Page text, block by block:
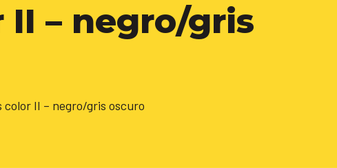
II – negro/gris
II – negro/gris oscuro